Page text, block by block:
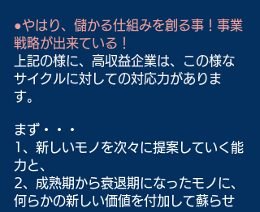
●やはり、儲かる仕組みを創る事！事業
戦略が出来ている！
上記の様に、高収益企業は、この様な
サイクルに対しての対応力がありま
す。
まず・・・
1、新しいモノを次々に提案していく能
力と、
2、成熟期から衰退期になったモノに、
何らかの新しい価値を付加して蘇らせ